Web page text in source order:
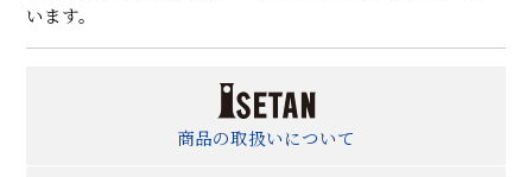
います。
商品の取扱いについて